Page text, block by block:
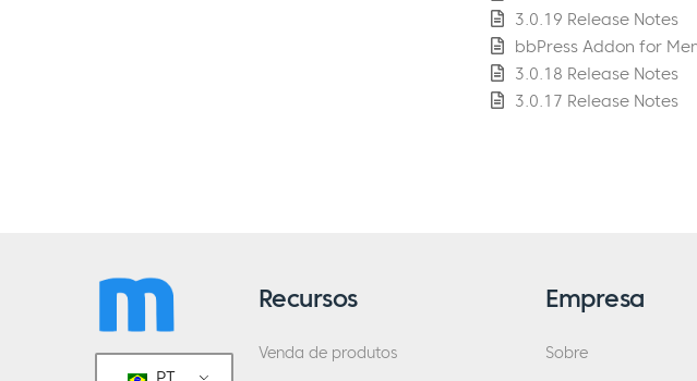
3.0.19 Release Notes
bbPress Addon for
3.0.18 Release Notes
3.0.17 Release Notes
Recursos
Venda de produtos
Empresa
Sobre